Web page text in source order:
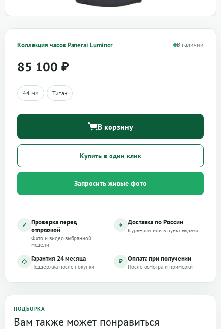
Коллекция часов Panerai Luminor В наличии
85 100 ₽
44 мм Титан
В корзину
Купить в один клик
Запросить живые фото
✓ Проверка перед
отправкой
Фото и видео выбранной
модели
⌖ Доставка по России
Курьером или в пункт выдачи
◇ Гарантия 24 месяца
Поддержка после покупки
₽ Оплата при получении
После осмотра и примерки
ПОДБОРКА
Вам также может понравиться